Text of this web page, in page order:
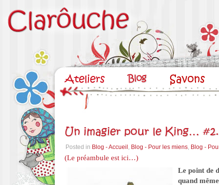
Un imagier pour le King…
Posted in Blog - Accueil , Blog - Pour les miens, Blog -
(Le préambule est ici…)
Le point de
quand